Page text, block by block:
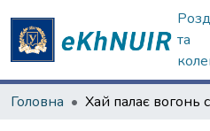
та
Головна